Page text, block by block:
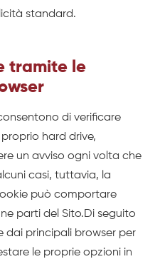
standard.
tramite le
di verificare
hard drive,
un avviso ogni volta che
casi, tuttavia, la
può comportare
parti del Sito.Di seguito
dai principali browser per
le proprie opzioni in